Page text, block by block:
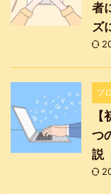
者
ズ
ブ
つ
説